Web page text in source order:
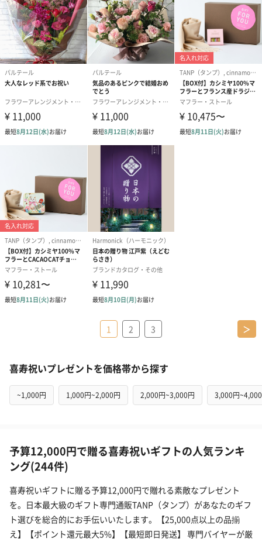
1 2 3 ＞
喜寿祝いプレゼントを価格帯から探す
~1,000円 1,000円~2,000円 2,000円~3,000円 3,000円
予算12,000円で贈る喜寿祝いギフトの人気ランキ
ング(244件)
喜寿祝いギフトに贈る予算12,000円で贈れる素敵なプレゼント
を。日本最大級のギフト専門通販TANP（タンプ）があなたのギフ
ト選びを総合的にお手伝いいたします。【25,000点以上の品揃
え】【ポイント還元最大5%】【最短即日発送】 専門バイヤーが厳